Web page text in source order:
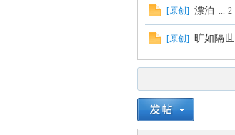
[原创 ] 漂泊 ... 2
[原创 ] 旷如隔世